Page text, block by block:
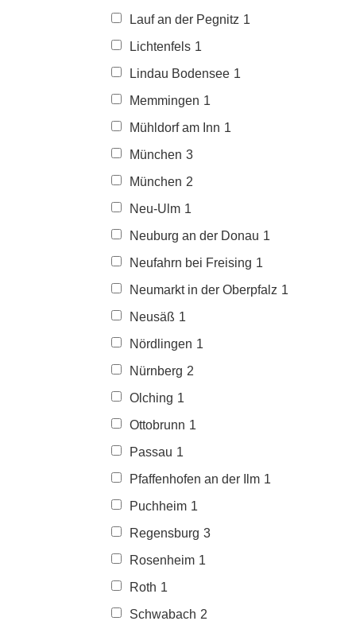
Lauf an der Pegnitz 1
Lichtenfels 1
Lindau Bodensee 1
Memmingen 1
Mühldorf am Inn 1
München 3
München 2
Neu-Ulm 1
Neuburg an der Donau 1
Neufahrn bei Freising 1
Neumarkt in der Oberpfalz 1
Neusäß 1
Nördlingen 1
Nürnberg 2
Olching 1
Ottobrunn 1
Passau 1
Pfaffenhofen an der Ilm 1
Puchheim 1
Regensburg 3
Rosenheim 1
Roth 1
Schwabach 2